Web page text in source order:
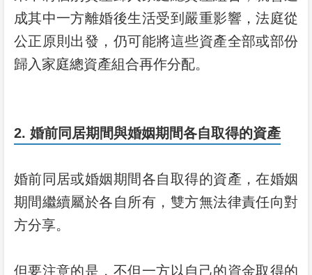
成其中一方離婚後生活受到嚴重影響，法庭從
公正原則出發，仍可能將這些資產全部或部份
歸入家庭總資產組合再作分配。
2. 婚前同居期間與婚姻期間各自取得的資產
婚前同居或婚姻期間各自取得的資產，在婚姻
期間繼續屬於各自所有，雙方無法律責任向對
方分享。
但要注意的是，不但一方以自己的資金取得的